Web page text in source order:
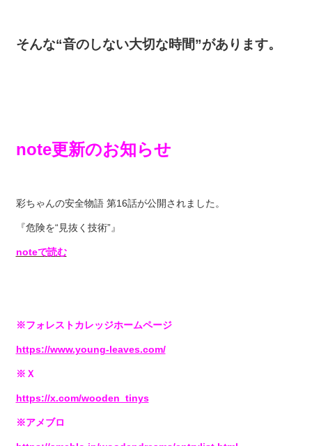
そんな“音のしない大切な時間”があります。
note更新のお知らせ
彩ちゃんの安全物語 第16話が公開されました。
『危険を“見抜く技術”』
noteで読む
※フォレストカレッジホームページ
https://www.young-leaves.com/
※Ｘ
https://x.com/wooden_tinys
※アメブロ